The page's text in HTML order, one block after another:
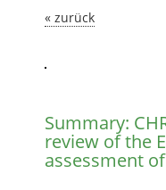
« zurück
Summary:
review of the
assessment